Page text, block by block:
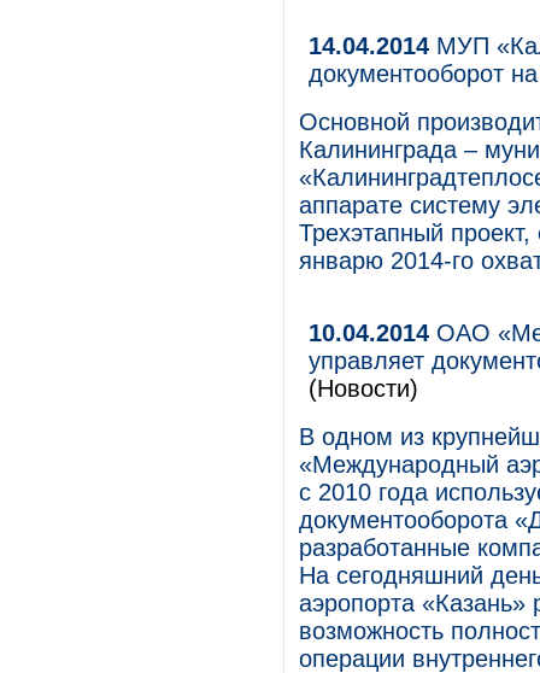
14.04.2014 МУП
документооборот
Основной
Калининграда –
аппарате систему
Трехэтапный
январю 2014-го
10.04.2014 ОАО
управляет
(Новости)
В одном из
«Международный
с 2010 года
документооборота
разработанные
На сегодняшний
аэропорта «Казань»
возможность
операции